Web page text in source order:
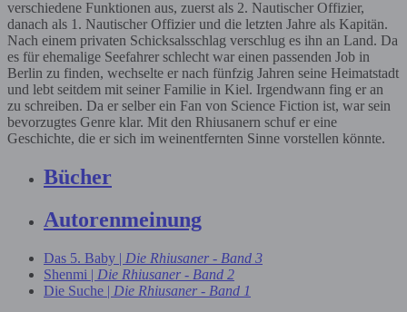
verschiedene Funktionen aus, zuerst als 2. Nautischer Offizier,
danach als 1. Nautischer Offizier und die letzten Jahre als Kapitän.
Nach einem privaten Schicksalsschlag verschlug es ihn an Land. Da
es für ehemalige Seefahrer schlecht war einen passenden Job in
Berlin zu finden, wechselte er nach fünfzig Jahren seine Heimatstadt
und lebt seitdem mit seiner Familie in Kiel. Irgendwann fing er an
zu schreiben. Da er selber ein Fan von Science Fiction ist, war sein
bevorzugtes Genre klar. Mit den Rhiusanern schuf er eine
Geschichte, die er sich im weinentfernten Sinne vorstellen könnte.
Bücher
Autorenmeinung
Das 5. Baby | Die Rhiusaner - Band 3
Shenmi | Die Rhiusaner - Band 2
Die Suche | Die Rhiusaner - Band 1